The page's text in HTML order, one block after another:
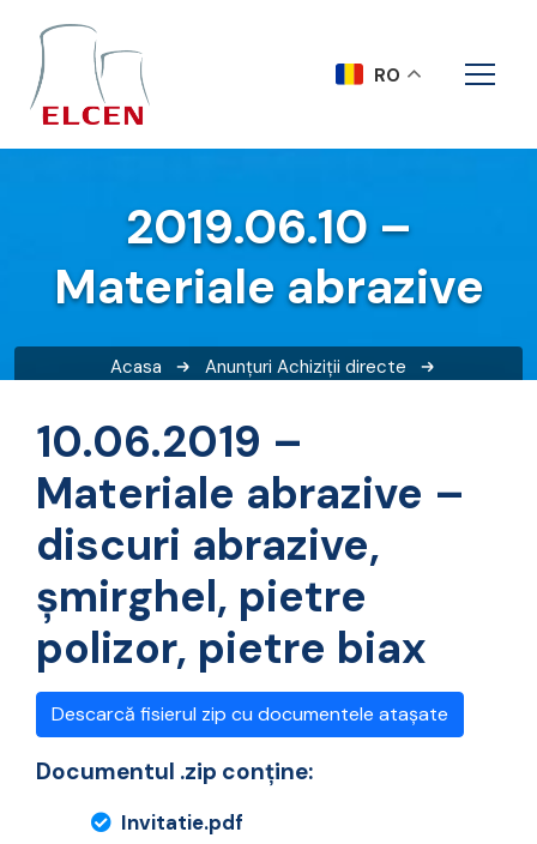
2019.06.10 –
Materiale abrazive
Acasa Anunțuri Achiziții directe
10.06.2019 –
Materiale abrazive –
discuri abrazive,
şmirghel, pietre
polizor, pietre biax
Descarcă fisierul zip cu documentele atașate
Documentul .zip conține:
Invitatie.pdf
RO